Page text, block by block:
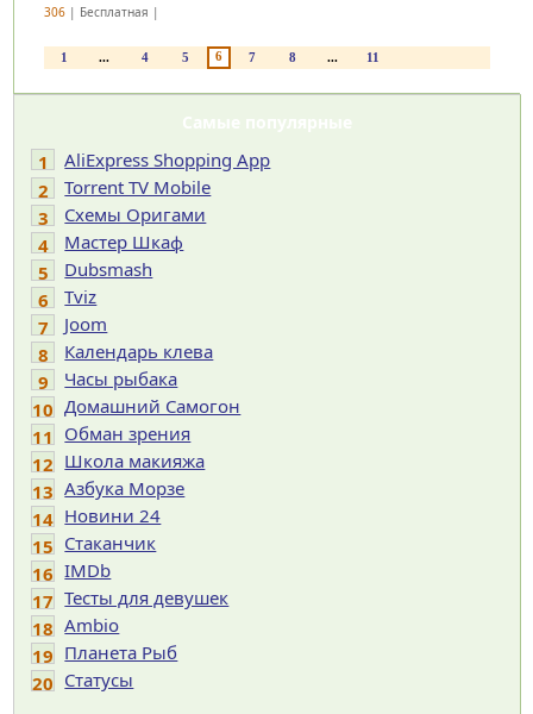
306| Бесплатная |
1 ... 4 5 6 7 8 ... 11
Самые популярные
1
AliExpress Shopping App
2
Torrent TV Mobile
3
Cхемы Оригами
4
Мастер Шкаф
5
Dubsmash
6
Tviz
7
Joom
8
Календарь клева
9
Часы рыбака
10 Домашний Самогон
11 Обман зрения
12 Школа макияжа
13 Азбука Морзе
14 Новини 24
15 Cтаканчик
16 IMDb
17 Тесты для девушек
18 Ambio
19 Планета Рыб
20 Статусы